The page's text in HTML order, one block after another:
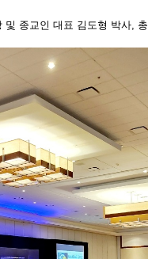
종교인 대표 김도형 박사,